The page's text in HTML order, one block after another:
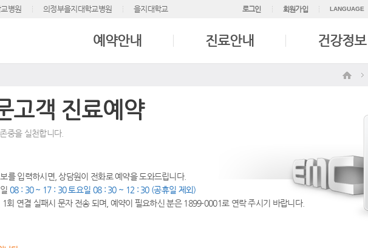
병원 의정부을지대학교병원 을지대학교 로그인 회원가입 LANGUAGE
中國語
예약안내 진료안내 건강정보
고객 진료예약
중을 실천합니다.
를 입력하시면, 상담원이 전화로 예약을 도와드립니다.
일08 : 30 ~ 17 : 30 토요일 08 : 30 ~ 12 : 30 (공휴일 제외)
1회 연결 실패시 문자 전송 되며, 예약이 필요하신 분은 1899-0001로 연락 주시기 바랍니다.